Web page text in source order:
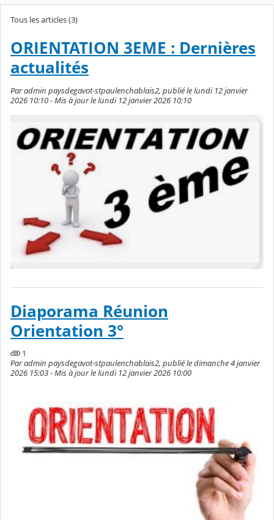
Tous les articles (3)
ORIENTATION 3EME : Dernières
actualités
Par admin paysdegavot-stpaulenchablais2, publié le lundi 12 janvier
2026 10:10 - Mis à jour le lundi 12 janvier 2026 10:10
Diaporama Réunion
Orientation 3°
1
Par admin paysdegavot-stpaulenchablais2, publié le dimanche 4 janvier
2026 15:03 - Mis à jour le lundi 12 janvier 2026 10:00